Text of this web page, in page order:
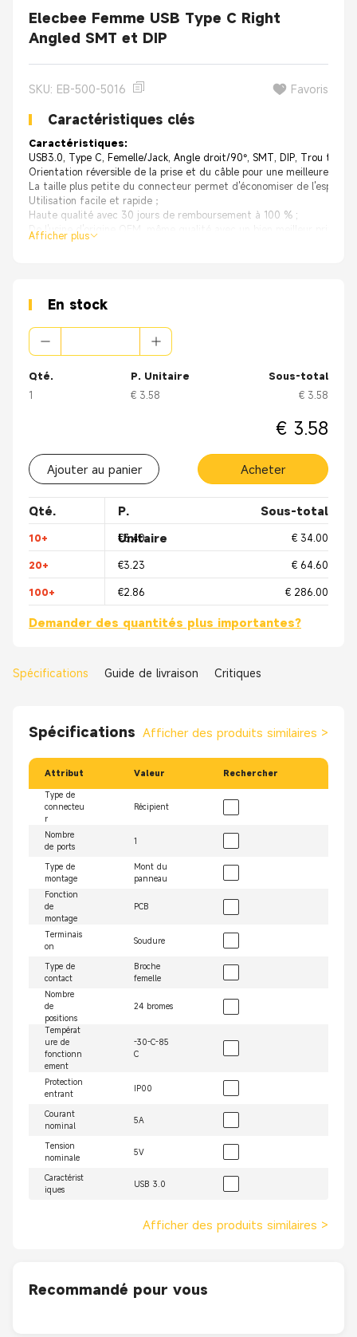
Elecbee Femme USB Type C Right
Angled SMT et DIP
SKU: EB-500-5016 Favoris
Caractéristiques clés
Caractéristiques:
USB3.0, Type C, Femelle/Jack, Angle droit/90°, SMT, DIP, Trou
Orientation réversible de la prise et du câble pour une meilleure
La taille plus petite du connecteur permet d'économiser de
Utilisation facile et rapide；
Haute qualité avec 30 jours de remboursement à 100 % ;
De l'usine d'origine OEM, même qualité avec un bien meilleur prix.
Applications:
Disque flash
Caméra RV
Chargeur
Lecteur/Hub multimédia de voiture
Afficher plus
En stock
Qté.
1
P. Unitaire
€ 3.58
Sous-total
€ 3.58
€ 3.58
Ajouter au panier Acheter
Qté.
P.
Unitaire
Sous-total
10+ €3.40 € 34.00
20+ €3.23 € 64.60
100+ €2.86 € 286.00
Demander des quantités plus importantes?
Spécifications Guide de livraison Critiques
Spécifications Afficher des produits similaires >
Attribut Valeur Rechercher
Type de
connecteu
r
Récipient
Nombre
de ports
1
Type de
montage
Mont du
panneau
Fonction
de
montage
PCB
Terminais
on
Soudure
Type de
contact
Broche
femelle
Nombre
de
positions
24 bromes
Températ
ure de
fonctionn
ement
-30-C-85
C
Protection
entrant
IP00
Courant
nominal
5A
Tension
nominale
5V
Caractérist
iques
USB 3.0
Afficher des produits similaires >
Recommandé pour vous